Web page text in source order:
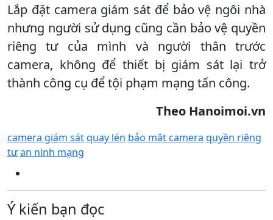
Lắp đặt camera giám sát để bảo vệ ngôi nhà
nhưng người sử dụng cũng cần bảo vệ quyền
riêng tư của mình và người thân trước
camera, không để thiết bị giám sát lại trở
thành công cụ để tội phạm mạng tấn công.
Theo Hanoimoi.vn
camera giám sátquay lén bảo mật camera quyền riêng
tưan ninh mạng
Ý kiến bạn đọc